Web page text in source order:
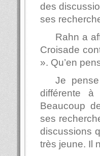
des
ses
Rahn a
Croisade
». Qu’en
Je
différente
Beaucoup
ses
discussions
très jeune. Il